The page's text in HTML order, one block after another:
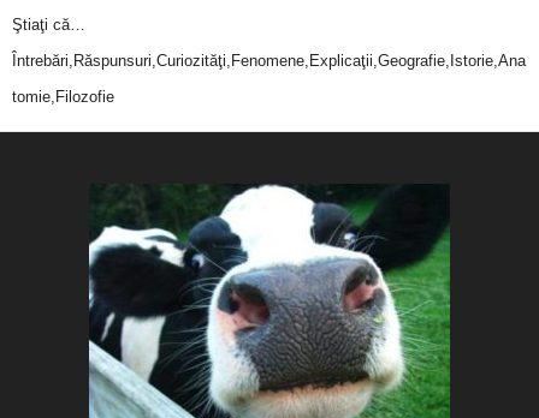
Ştiaţi că…
Întrebări,Răspunsuri,Curiozităţi,Fenomene,Explicaţii,Geografie,Istorie,Ana
tomie,Filozofie